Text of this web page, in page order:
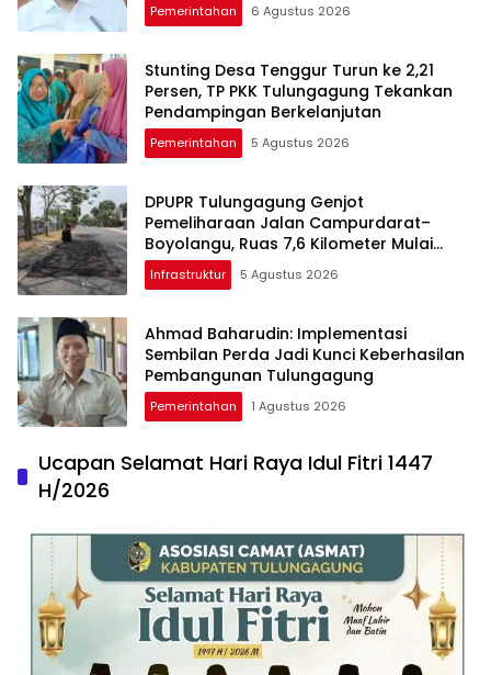
Pemerintahan 6 Agustus 2026
Stunting Desa Tenggur Turun ke 2,21
Persen, TP PKK Tulungagung Tekankan
Pendampingan Berkelanjutan
Pemerintahan 5 Agustus 2026
DPUPR Tulungagung Genjot
Pemeliharaan Jalan Campurdarat–
Boyolangu, Ruas 7,6 Kilometer Mulai
Diperbaiki
Infrastruktur 5 Agustus 2026
Ahmad Baharudin: Implementasi
Sembilan Perda Jadi Kunci Keberhasilan
Pembangunan Tulungagung
Pemerintahan 1 Agustus 2026
Ucapan Selamat Hari Raya Idul Fitri 1447
H/2026